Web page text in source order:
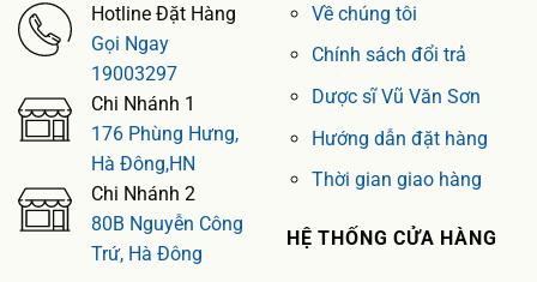
Hotline Đặt Hàng
Gọi Ngay
19003297
Chi Nhánh 1
176 Phùng Hưng,
Hà Đông,HN
Chi Nhánh 2
80B Nguyễn Công
Trứ, Hà Đông
Về chúng tôi
Chính sách đổi trả
Dược sĩ Vũ Văn Sơn
Hướng dẫn đặt hàng
Thời gian giao hàng
HỆ THỐNG CỬA HÀNG